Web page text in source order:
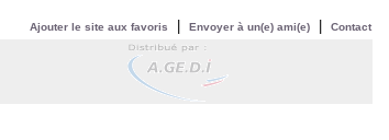
Ajouter le site aux favoris Envoyer à un(e) ami(e) Contact